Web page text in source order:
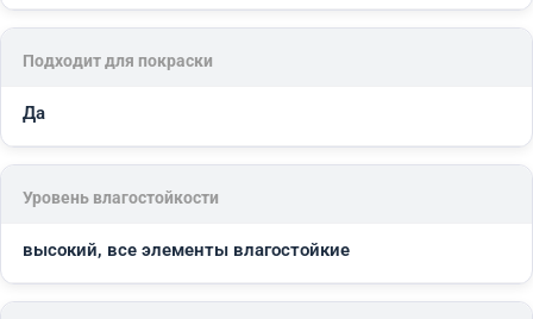
Подходит для покраски
Да
Уровень влагостойкости
высокий, все элементы влагостойкие